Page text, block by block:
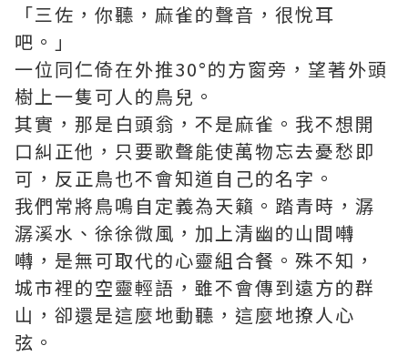
「三佐，你聽，麻雀的聲音，很悅耳
吧。」
一位同仁倚在外推30°的方窗旁，望著外頭
樹上一隻可人的鳥兒。
其實，那是白頭翁，不是麻雀。我不想開
口糾正他，只要歌聲能使萬物忘去憂愁即
可，反正鳥也不會知道自己的名字。
我們常將鳥鳴自定義為天籟。踏青時，潺
潺溪水、徐徐微風，加上清幽的山間囀
囀，是無可取代的心靈組合餐。殊不知，
城市裡的空靈輕語，雖不會傳到遠方的群
山，卻還是這麼地動聽，這麼地撩人心
弦。